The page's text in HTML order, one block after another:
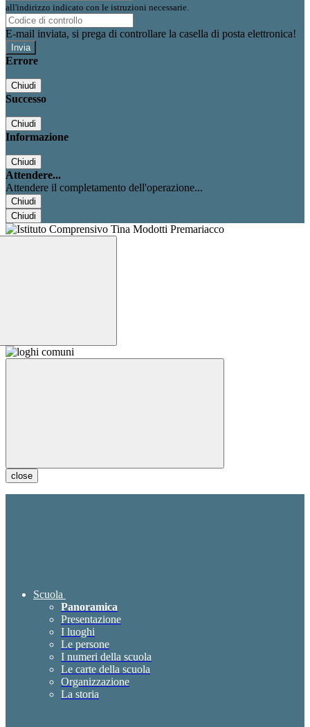
all'indirizzo indicato con le istruzioni necessarie.
E-mail inviata, si prega di controllare la casella di posta elettronica!
Errore
Chiudi
Successo
Chiudi
Informazione
Chiudi
Attendere...
Attendere il completamento dell'operazione...
Chiudi
Chiudi
close
Scuola
Panoramica
Presentazione
I luoghi
Le persone
I numeri della scuola
Le carte della scuola
Organizzazione
La storia